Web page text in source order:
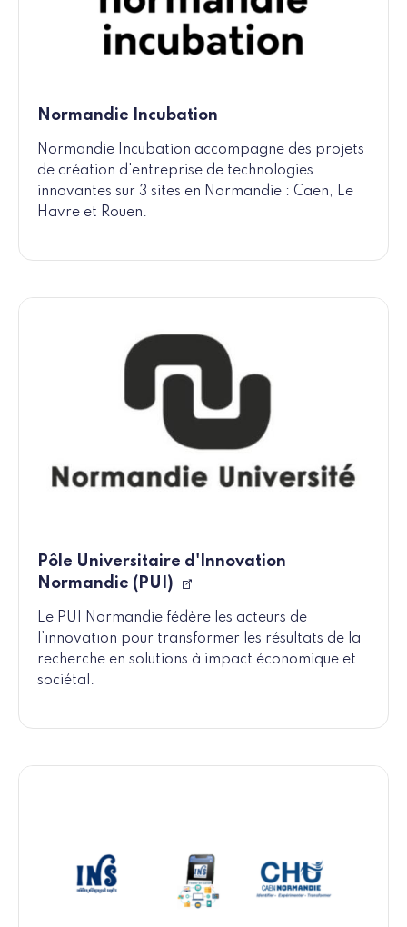
Normandie Incubation
Normandie Incubation accompagne des projets
de création d'entreprise de technologies
innovantes sur 3 sites en Normandie : Caen, Le
Havre et Rouen.
Pôle Universitaire d'Innovation
Normandie (PUI)
Le PUI Normandie fédère les acteurs de
l’innovation pour transformer les résultats de la
recherche en solutions à impact économique et
sociétal.